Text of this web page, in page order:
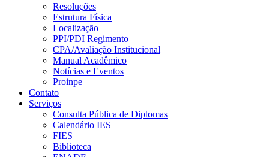
Resoluções
Estrutura Física
Localização
PPI/PDI Regimento
CPA/Avaliação Institucional
Manual Acadêmico
Notícias e Eventos
Proinpe
Contato
Serviços
Consulta Pública de Diplomas
Calendário IES
FIES
Biblioteca